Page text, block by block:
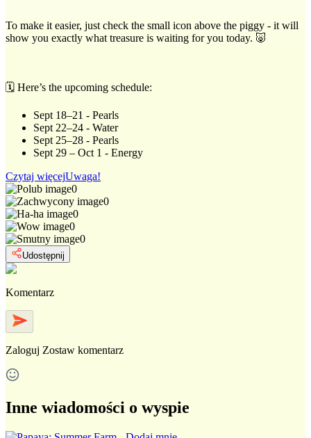
To make it easier, just check the small icon above the piggy - it will
show you exactly what treasure is waiting for you today. 🐷
🗓 Here’s the upcoming schedule:
Sept 18–21 - Pearls
Sept 22–24 - Water
Sept 25–28 - Pearls
Sept 29 – Oct 1 - Energy
Czytaj więcejUwaga!
0
0
0
0
0
Udostępnij
Komentarz
Zaloguj Zostaw komentarz
Inne wiadomości o wyspie